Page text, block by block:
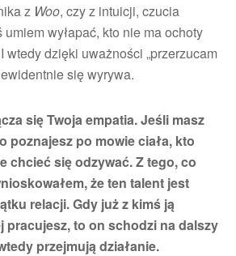
z Woo, czy z intuicji, czucia
wyłapać, kto nie ma ochoty
wtedy dzięki uważności „przerzucam
się wyrywa.
się Twoja empatia. Jeśli masz
poznajesz po mowie ciała, kto
chcieć się odzywać. Z tego, co
że ten talent jest
relacji. Gdy już z kimś ją
pracujesz, to on schodzi na dalszy
przejmują działanie.